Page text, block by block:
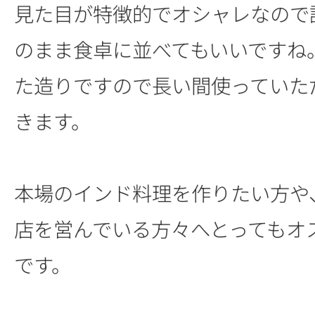
見た目が特徴的でオシャレなの
のまま食卓に並べてもいいです
た造りですので長い間使ってい
きます。
本場のインド料理を作りたい方
店を営んでいる方々へとっても
です。